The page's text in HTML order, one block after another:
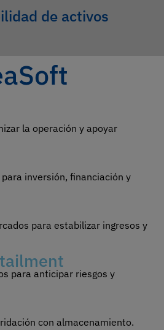
de activos
la operación y apoyar
inversión, financiación y
para estabilizar ingresos y
para anticipar riesgos y
con almacenamiento.